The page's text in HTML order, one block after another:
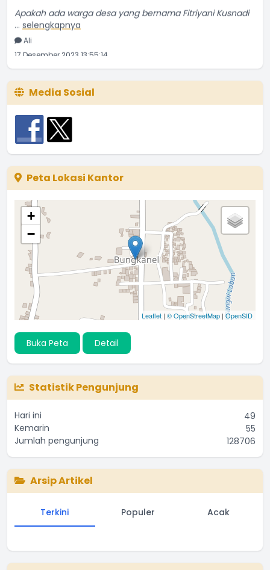
Apakah ada warga desa yang bernama Fitriyani Kusnadi
...selengkapnya
Ali
17 Desember 2023 13:55:14
Media Sosial
Peta Lokasi Kantor
+
−
Leaflet | © OpenStreetMap |OpenSID
Buka Peta Detail
Statistik Pengunjung
Hari ini
49
Kemarin
55
Jumlah pengunjung
128706
Arsip Artikel
Terkini Populer Acak